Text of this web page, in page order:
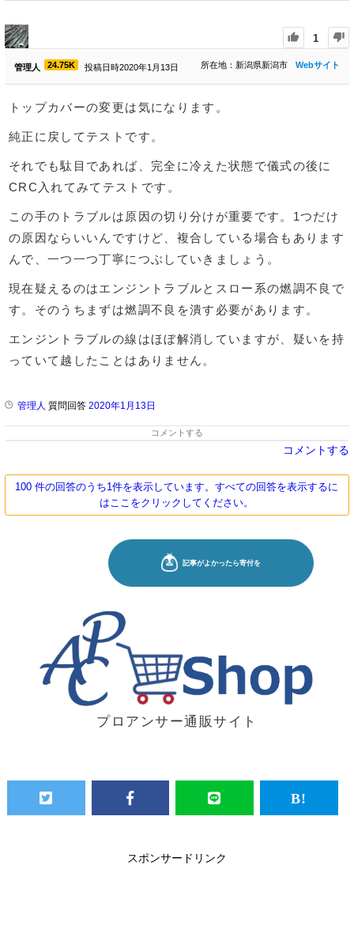
1
管理人 24.75K 投稿日時2020年1月13日 Webサイト
所在地：新潟県新潟市
トップカバーの変更は気になります。
純正に戻してテストです。
それでも駄目であれば、完全に冷えた状態で儀式の後に
CRC入れてみてテストです。
この手のトラブルは原因の切り分けが重要です。1つだけ
の原因ならいいんですけど、複合している場合もあります
んで、一つ一つ丁寧につぶしていきましょう。
現在疑えるのはエンジントラブルとスロー系の燃調不良で
す。そのうちまずは燃調不良を潰す必要があります。
エンジントラブルの線はほぼ解消していますが、疑いを持
っていて越したことはありません。
管理人 質問回答 2020年1月13日
コメントする
コメントする
100 件の回答のうち1件を表示しています。すべての回答を表示するに
はここをクリックしてください。
プロアンサー通販サイト
スポンサードリンク